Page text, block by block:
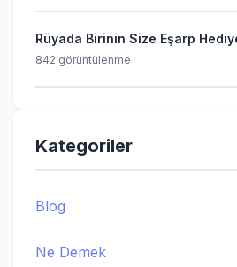
Rüyada Birinin Size Eşarp
842 görüntülenme
Kategoriler
Blog
Ne Demek